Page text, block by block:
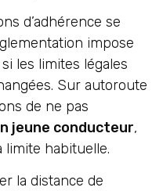
d’adhérence se
impose
les limites légales
Sur autoroute
de ne pas
jeune conducteur,
limite habituelle.
la distance de